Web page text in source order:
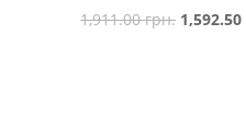
1,911.00грн. 1,592.50